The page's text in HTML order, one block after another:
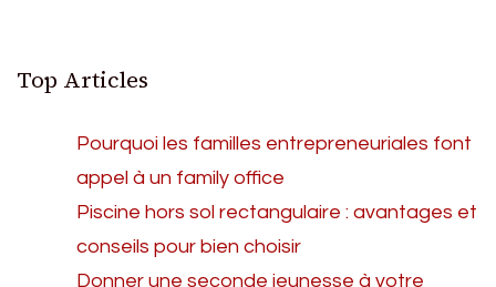
Top Articles
Pourquoi les familles entrepreneuriales font
appel à un family office
Piscine hors sol rectangulaire : avantages et
conseils pour bien choisir
Donner une seconde jeunesse à votre